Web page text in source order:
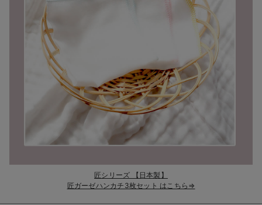
匠シリーズ 【日本製】
匠ガーゼハンカチ3枚セット はこちら⇒